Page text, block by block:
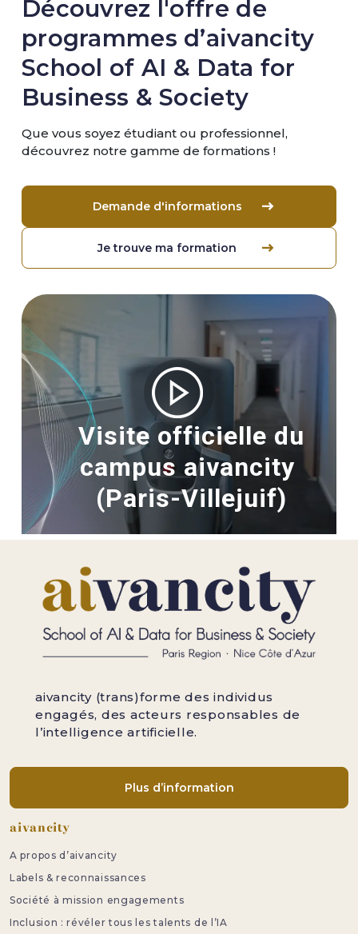
Découvrez l'offre de
programmes d’aivancity
School of AI & Data for
Business & Society
Que vous soyez étudiant ou professionnel,
découvrez notre gamme de formations !
Demande d'informations
Je trouve ma formation
Image
Visite officielle du
campus aivancity
(Paris-Villejuif)
aivancity (trans)forme des individus
engagés, des acteurs responsables de
l’intelligence artificielle.
Plus d’information
Pied de page
aivancity
A propos d’aivancity
Labels & reconnaissances
Société à mission engagements
Inclusion : révéler tous les talents de l’IA